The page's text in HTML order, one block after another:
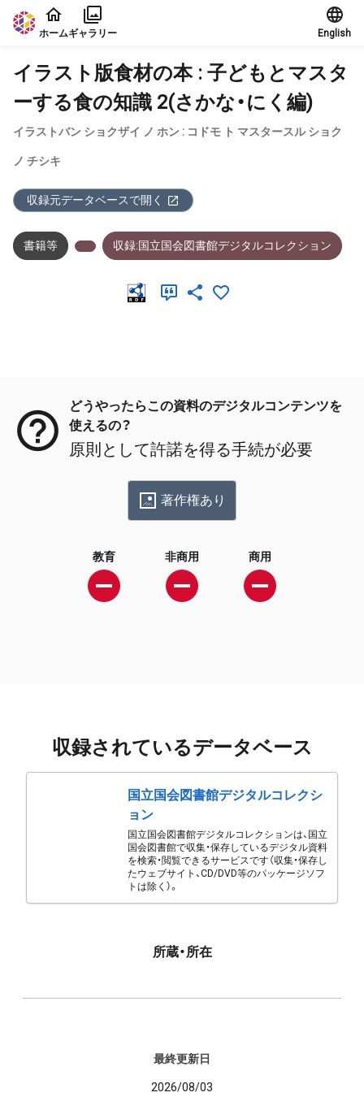
本文に飛ぶ
ホームギャラリー English
イラスト版食材の本 : 子どもとマスタ
ーする食の知識 2(さかな・にく編)
イラストバン ショクザイ ノ ホン : コドモ ト マスタースル ショク
ノ チシキ
収録元データベースで開く
書籍等 収録:国立国会図書館デジタルコレクション
どうやったらこの資料のデジタルコンテンツを
使えるの？
原則として許諾を得る手続が必要
著作権あり
教育 非商用 商用
収録されているデータベース
国立国会図書館デジタルコレクシ
ョン
国立国会図書館デジタルコレクションは、国立
国会図書館で収集・保存しているデジタル資料
を検索・閲覧できるサービスです（収集・保存し
たウェブサイト、CD/DVD等のパッケージソフ
トは除く）。
所蔵・所在
最終更新日
2026/08/03